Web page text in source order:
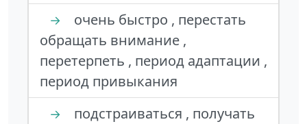
→
очень быстро , перестать
обращать внимание ,
перетерпеть , период адаптации ,
период привыкания
→
подстраиваться , получать